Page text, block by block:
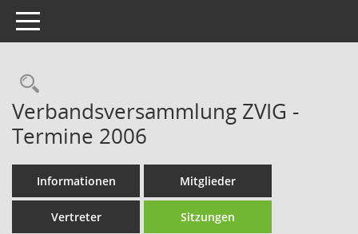
Toggle navigation
Rechercheauswahl
Verbandsversammlung ZVIG -
Termine 2006
Informationen Mitglieder
Vertreter Sitzungen